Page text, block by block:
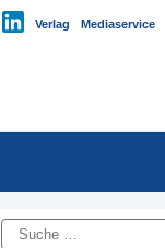
Verlag Mediaservice
Suche